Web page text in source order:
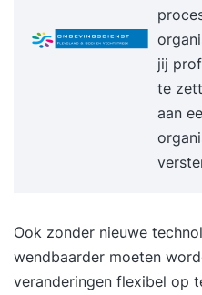
jij
te
aan
Ook zonder nieuwe
wendbaarder moeten
veranderingen flexibel op